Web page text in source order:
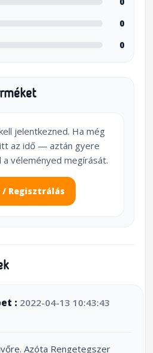
0
0
jelentkezned. Ha még
az idő — aztán gyere
véleményed megírását.
Regisztrálás
: 2022-04-13 10:43:43
Azóta Rengetegszer